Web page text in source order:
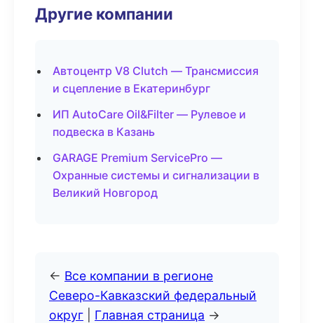
Другие компании
Автоцентр V8 Clutch — Трансмиссия
и сцепление в Екатеринбург
ИП AutoCare Oil&Filter — Рулевое и
подвеска в Казань
GARAGE Premium ServicePro —
Охранные системы и сигнализации в
Великий Новгород
← Все компании в регионе
Северо-Кавказский федеральный
округ
Главная страница →